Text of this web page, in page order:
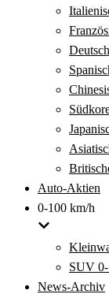
Auto-Aktien
0-100 km/h
SUV
News-Archiv